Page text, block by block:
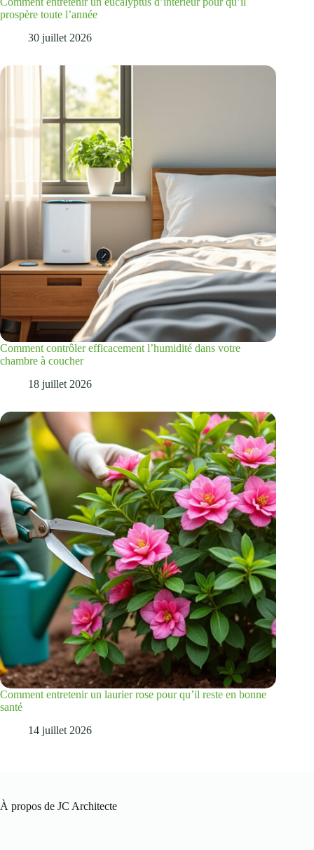
prospère toute l’année
30 juillet 2026
Comment contrôler efficacement l’humidité dans votre
chambre à coucher
18 juillet 2026
Comment entretenir un laurier rose pour qu’il reste en bonne
santé
14 juillet 2026
À propos de JC Architecte